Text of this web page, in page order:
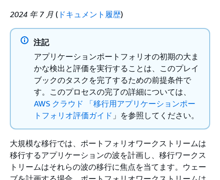
2024 年 7 月 ( ドキュメント履歴)
注記
アプリケーションポートフォリオの初期の大ま
かな検出と評価を実行することは、このプレイ
ブックのタスクを完了するための前提条件で
す。このプロセスの完了の詳細については、
AWS クラウド 「移行用アプリケーションポー
トフォリオ評価ガイド 」を参照してください。
大規模な移行では、ポートフォリオワークストリームは
移行するアプリケーションの波を計画し、移行ワークス
トリームはそれらの波の移行に焦点を当てます。ウェー